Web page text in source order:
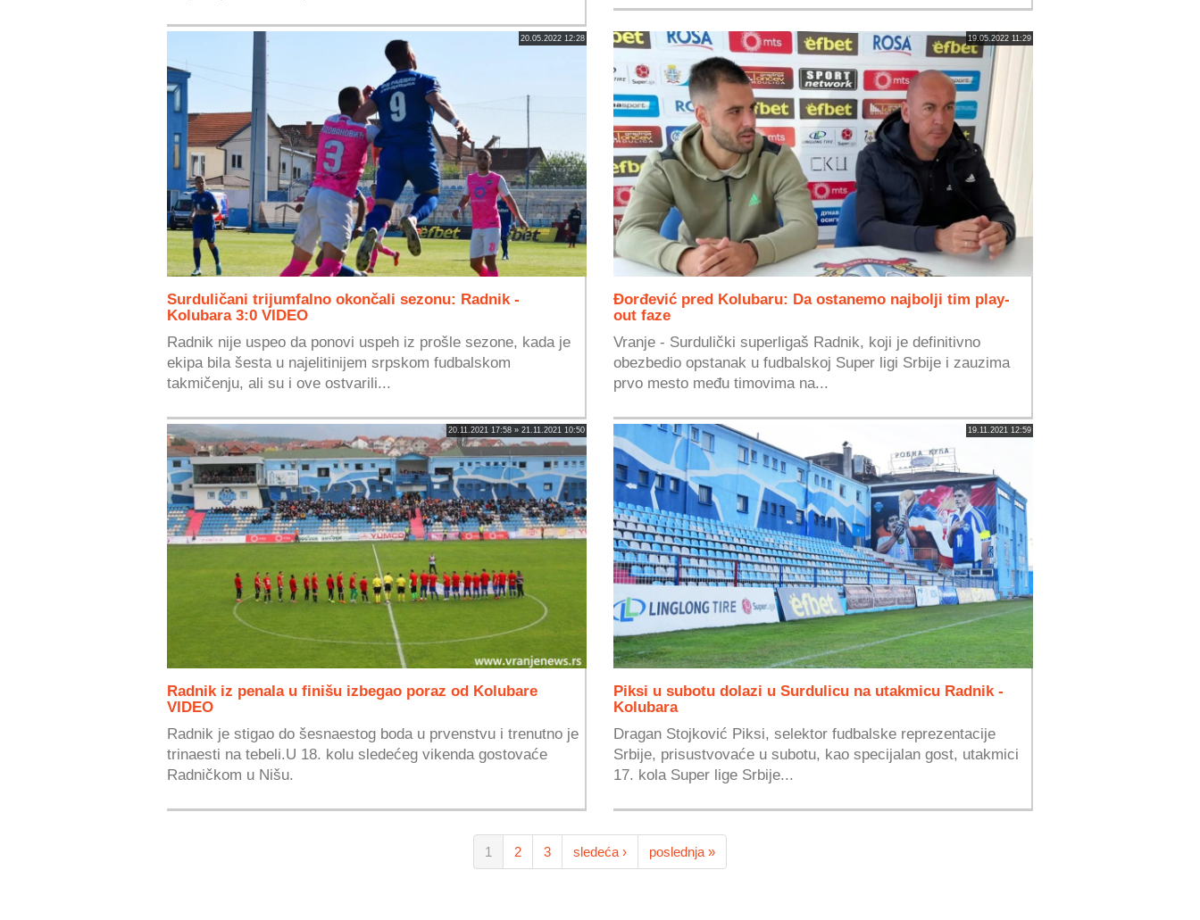
20.05.2022 12:28
Surduličani trijumfalno okončali sezonu: Radnik -
Kolubara 3:0 VIDEO
Radnik nije uspeo da ponovi uspeh iz prošle sezone, kada je
ekipa bila šesta u najelitinijem srpskom fudbalskom
takmičenju, ali su i ove ostvarili...
19.05.2022 11:29
Đorđević pred Kolubaru: Da ostanemo najbolji tim play-
out faze
Vranje - Surdulički superligaš Radnik, koji je definitivno
obezbedio opstanak u fudbalskoj Super ligi Srbije i zauzima
prvo mesto među timovima na...
20.11.2021 17:58 » 21.11.2021 10:50
Radnik iz penala u finišu izbegao poraz od Kolubare
VIDEO
Radnik je stigao do šesnaestog boda u prvenstvu i trenutno je
trinaesti na tebeli.U 18. kolu sledećeg vikenda gostovaće
Radničkom u Nišu.
19.11.2021 12:59
Piksi u subotu dolazi u Surdulicu na utakmicu Radnik -
Kolubara
Dragan Stojković Piksi, selektor fudbalske reprezentacije
Srbije, prisustvovaće u subotu, kao specijalan gost, utakmici
17. kola Super lige Srbije...
1 2 3 sledeća › poslednja »